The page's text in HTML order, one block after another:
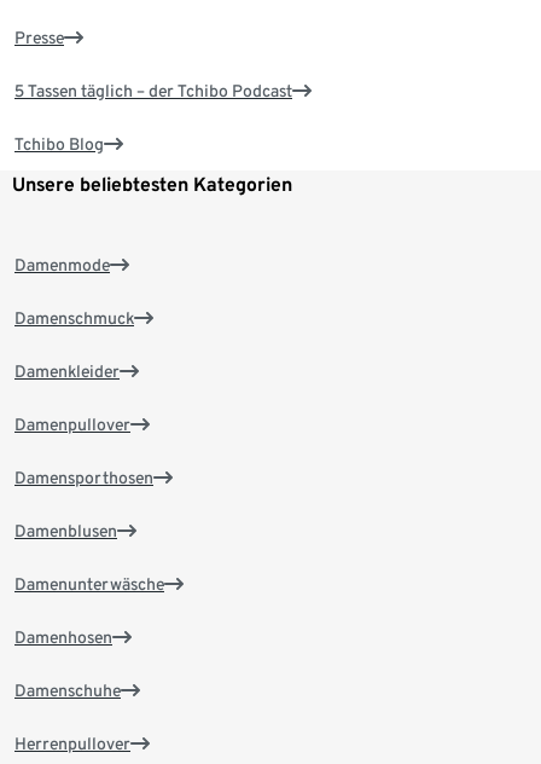
Presse
5 Tassen täglich – der Tchibo Podcast
Tchibo Blog
Unsere beliebtesten Kategorien
Damenmode
Damenschmuck
Damenkleider
Damenpullover
Damensporthosen
Damenblusen
Damenunterwäsche
Damenhosen
Damenschuhe
Herrenpullover